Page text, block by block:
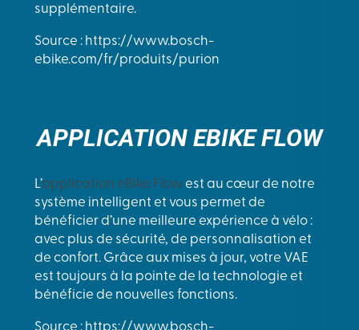
supplémentaire.
Source : https://www.bosch-
ebike.com/fr/produits/purion
APPLICATION EBIKE FLOW
L’application eBike Flow est au cœur de notre
système intelligent et vous permet de
bénéficier d’une meilleure expérience à vélo :
avec plus de sécurité, de personnalisation et
de confort. Grâce aux mises à jour, votre VAE
est toujours à la pointe de la technologie et
bénéficie de nouvelles fonctions.
Source : https://www.bosch-